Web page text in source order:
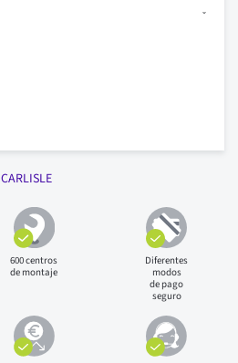
CARLISLE
600 centros
de montaje
Diferentes
modos
de pago
seguro